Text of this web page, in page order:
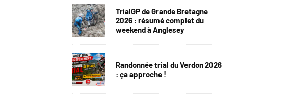
TrialGP de Grande Bretagne
2026 : résumé complet du
weekend à Anglesey
Randonnée trial du Verdon 2026
: ça approche !